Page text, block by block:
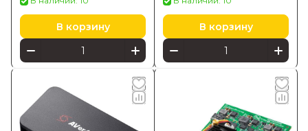
В корзину В корзину